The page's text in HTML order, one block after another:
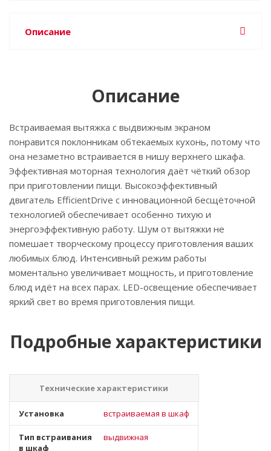
Описание
Описание
Встраиваемая вытяжка с выдвижным экраном
понравится поклонникам обтекаемых кухонь, потому что
она незаметно встраивается в нишу верхнего шкафа.
Эффективная моторная технология даёт чёткий обзор
при приготовлении пищи. Высокоэффективный
двигатель EfficientDrive с инновационной бесщёточной
технологией обеспечивает особенно тихую и
энергоэффективную работу. Шум от вытяжки не
помешает творческому процессу приготовления ваших
любимых блюд. Интенсивный режим работы
моментально увеличивает мощность, и приготовление
блюд идёт на всех парах. LED-освещение обеспечивает
яркий свет во время приготовления пищи.
Подробные характеристики
Технические характеристики
Установка встраиваемая в шкаф
Тип встраивания
в шкаф
выдвижная